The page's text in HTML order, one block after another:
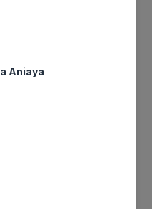
Aniaya